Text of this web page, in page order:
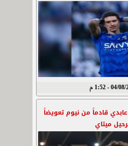
- 1:52 م
قادماً من نيوم تعويضاً
ميتاي